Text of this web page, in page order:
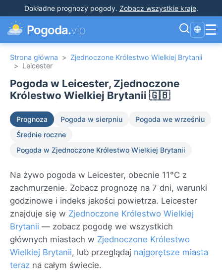
Dokładne prognozy pogody. Zobacz wszystkie kraje.
Pogoda.vip 🌐 ☰
Strona główna > Zjednoczone Królestwo Wielkiej Brytanii
> Leicester
Pogoda w Leicester, Zjednoczone
Królestwo Wielkiej Brytanii 🇬🇧
Prognoza Pogoda w sierpniu
Pogoda we wrześniu
Średnie roczne
Pogoda w Zjednoczone Królestwo Wielkiej Brytanii
Na żywo pogoda w Leicester, obecnie 11°C z
zachmurzenie. Zobacz prognozę na 7 dni, warunki
godzinowe i indeks jakości powietrza. Leicester
znajduje się w Zjednoczone Królestwo Wielkiej
Brytanii — zobacz pogodę we wszystkich
głównych miastach w Zjednoczone Królestwo
Wielkiej Brytanii, lub przeglądaj najgorętsze miasta
teraz na całym świecie.